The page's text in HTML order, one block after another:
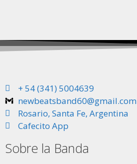
+ 54 (341) 5004639
newbeatsband60@gmail.com
Rosario, Santa Fe, Argentina
Cafecito App
Sobre la Banda